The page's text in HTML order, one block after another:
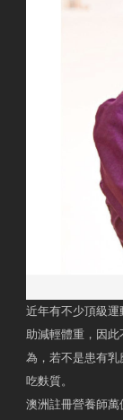
近年有不少頂級
助減輕體重，因
為，若不是患有
吃麩質。
澳洲註冊營養師萬